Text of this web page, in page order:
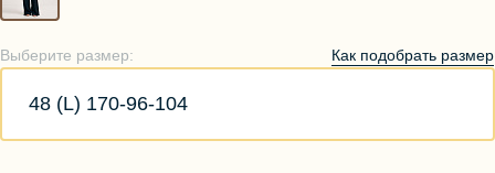
Выберите размер: Как подобрать размер
48 (L) 170-96-104